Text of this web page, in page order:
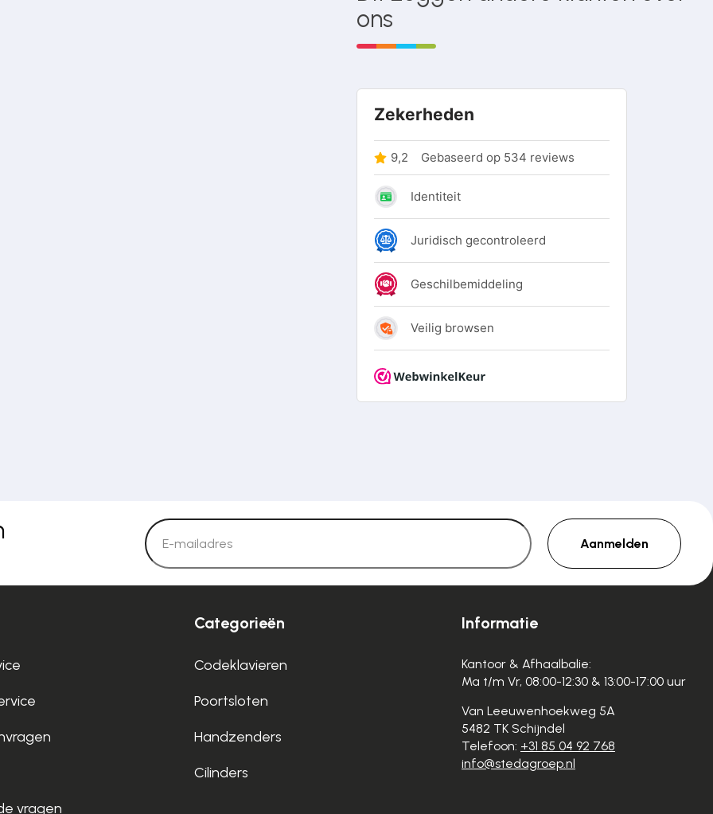
ons
Aanmelden
vragen
Categorieën
Codeklavieren
Poortsloten
Handzenders
Cilinders
Informatie
Kantoor & Afhaalbalie:
Ma t/m Vr, 08:00-12:30 & 13:00-17:00 uur
Van Leeuwenhoekweg 5A
5482 TK Schijndel
Telefoon: +31 85 04 92 768
info@stedagroep.nl